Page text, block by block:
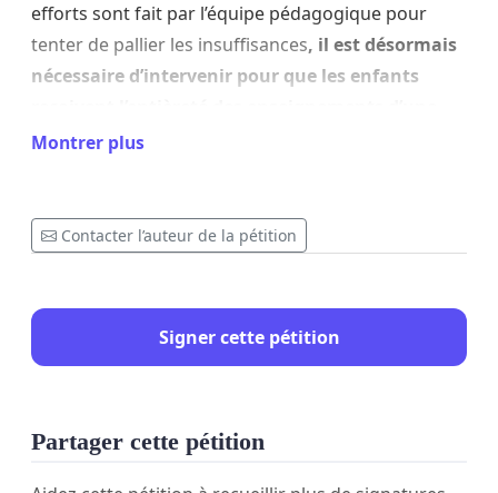
efforts sont fait par l’équipe pédagogique pour
tenter de pallier les insuffisances, il est désormais
nécessaire d’intervenir pour que les enfants
classe de CM1 et que les autres classes ne soient
L’association des parents d’élèves de la Butte a
janvier 2023(courrier disponible sur la page
facebook de l’association). Aucune amélioration ni
réponse ne sont venus en réponse, c’est pourquoi
Montrer plus
Contacter l’auteur de la pétition
Signer cette pétition
Partager cette pétition